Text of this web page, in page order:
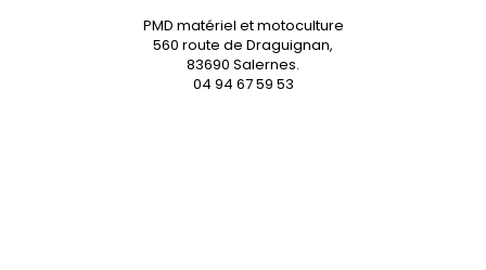
PMD matériel et motoculture
560 route de Draguignan,
83690 Salernes.
04 94 67 59 53